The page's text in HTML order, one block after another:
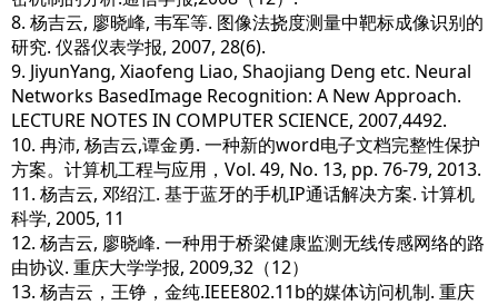
8. 杨吉云, 廖晓峰, 韦军等. 图像法挠度测量中靶标成像识别的
研究. 仪器仪表学报, 2007, 28(6).
9. JiyunYang, Xiaofeng Liao, Shaojiang Deng etc. Neural
Networks BasedImage Recognition: A New Approach.
LECTURE NOTES IN COMPUTER SCIENCE, 2007,4492.
10. 冉沛, 杨吉云,谭金勇. 一种新的word电子文档完整性保护
方案。计算机工程与应用，Vol. 49, No. 13, pp. 76-79, 2013.
11. 杨吉云, 邓绍江. 基于蓝牙的手机IP通话解决方案. 计算机
科学, 2005, 11
12. 杨吉云, 廖晓峰. 一种用于桥梁健康监测无线传感网络的路
由协议. 重庆大学学报, 2009,32（12）
13. 杨吉云，王铮，金纯.IEEE802.11b的媒体访问机制. 重庆